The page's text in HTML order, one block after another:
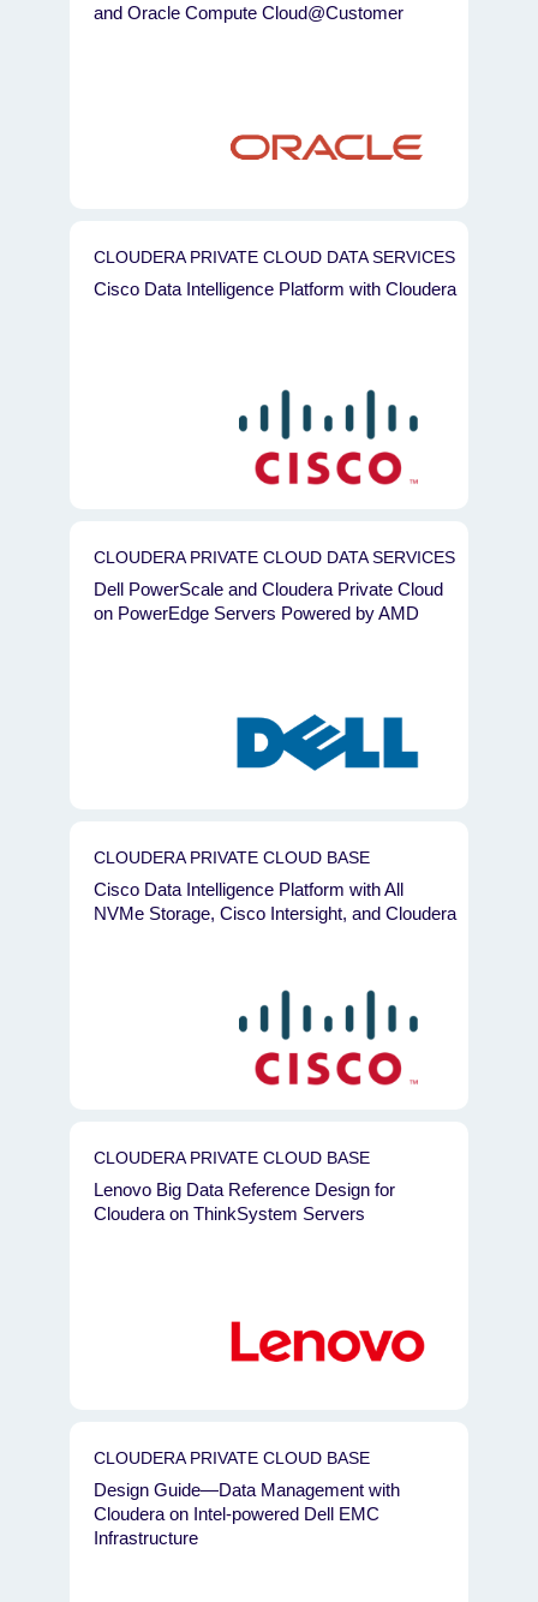
and Oracle Compute Cloud@Customer
CLOUDERA PRIVATE CLOUD DATA SERVICES
Cisco Data Intelligence Platform with Cloudera
CLOUDERA PRIVATE CLOUD DATA SERVICES
Dell PowerScale and Cloudera Private Cloud
on PowerEdge Servers Powered by AMD
CLOUDERA PRIVATE CLOUD BASE
Cisco Data Intelligence Platform with All
NVMe Storage, Cisco Intersight, and Cloudera
CLOUDERA PRIVATE CLOUD BASE
Lenovo Big Data Reference Design for
Cloudera on ThinkSystem Servers
CLOUDERA PRIVATE CLOUD BASE
Design Guide—Data Management with
Cloudera on Intel-powered Dell EMC
Infrastructure